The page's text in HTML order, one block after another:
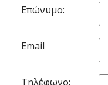
Επώνυμο:
Email
Τηλέφωνο: